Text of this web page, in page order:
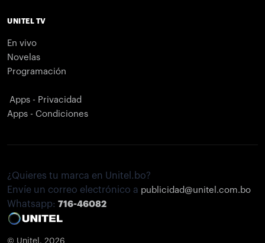
UNITEL TV
En vivo
Novelas
Programación
Apps - Privacidad
Apps - Condiciones
¿Quieres tu marca en Unitel.bo?
Envíe un correo electrónico a publicidad@unitel.com.bo
Whatsapp: 716-46082
© Unitel. 2026